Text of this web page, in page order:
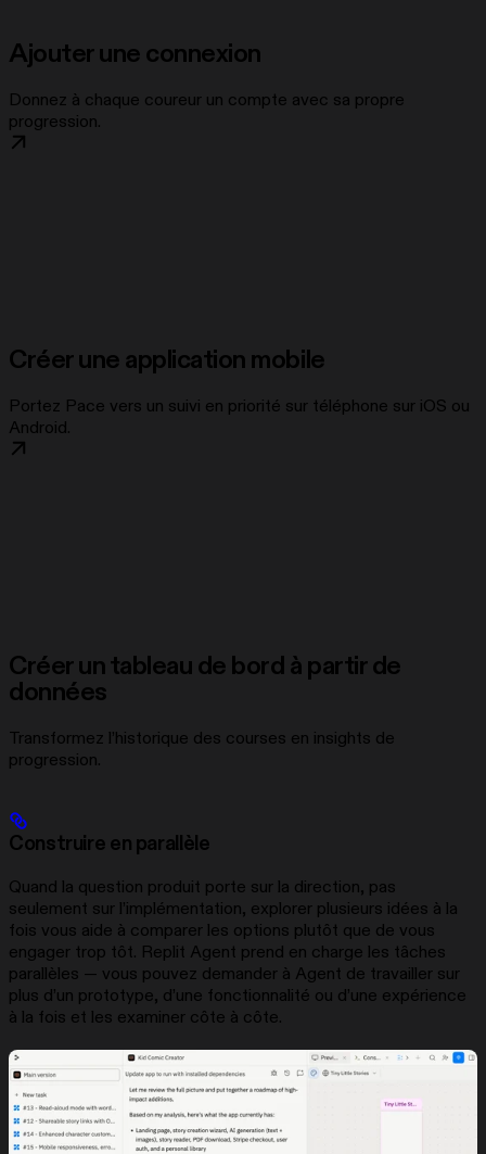
Ajouter une connexion
Donnez à chaque coureur un compte avec sa propre
progression.
Créer une application mobile
Portez Pace vers un suivi en priorité sur téléphone sur iOS ou
Android.
Créer un tableau de bord à partir de
données
Transformez l’historique des courses en insights de
progression.
Construire en parallèle
Quand la question produit porte sur la direction, pas
seulement sur l’implémentation, explorer plusieurs idées à la
fois vous aide à comparer les options plutôt que de vous
engager trop tôt. Replit Agent prend en charge les tâches
parallèles — vous pouvez demander à Agent de travailler sur
plus d’un prototype, d’une fonctionnalité ou d’une expérience
à la fois et les examiner côte à côte.